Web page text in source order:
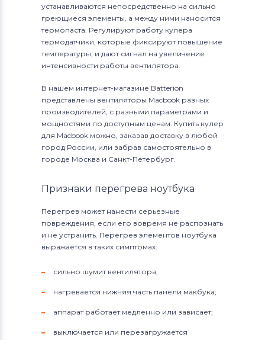
устанавливаются непосредственно на сильно
греющиеся элементы, а между ними наносится
термопаста. Регулируют работу кулера
термодатчики, которые фиксируют повышение
температуры, и дают сигнал на увеличение
интенсивности работы вентилятора.
В нашем интернет-магазине Batterion
представлены вентиляторы Macbook разных
производителей, с разными параметрами и
мощностями по доступным ценам. Купить кулер
для Macbook можно, заказав доставку в любой
город России, или забрав самостоятельно в
городе Москва и Санкт-Петербург.
Признаки перегрева ноутбука
Перегрев может нанести серьезные
повреждения, если его вовремя не распознать
и не устранить. Перегрев элементов ноутбука
выражается в таких симптомах:
сильно шумит вентилятора;
нагревается нижняя часть панели макбука;
аппарат работает медленно или зависает;
выключается или перезагружается